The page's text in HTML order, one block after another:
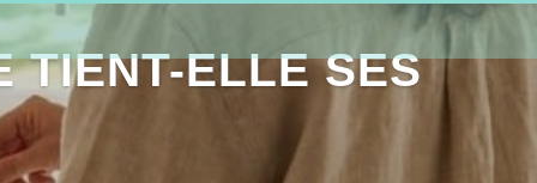
TIENT-ELLE SES